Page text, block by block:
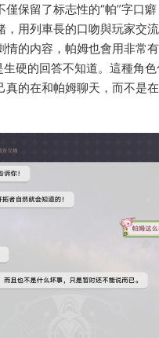
僅保留了标志性的“帕”字口
，用列車長的口吻與玩家交
情的内容，帕姆也會用非常
生硬的回答不知道。這種角
真的在和帕姆聊天，而不是